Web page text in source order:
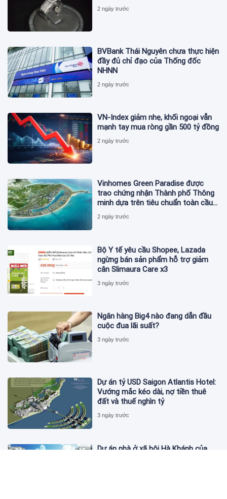
2 ngày trước
BVBank Thái Nguyên chưa thực hiện
đầy đủ chỉ đạo của Thống đốc
NHNN
2 ngày trước
VN-Index giảm nhẹ, khối ngoại vẫn
mạnh tay mua ròng gần 500 tỷ đồng
2 ngày trước
Vinhomes Green Paradise được
trao chứng nhận Thành phố Thông
minh dựa trên tiêu chuẩn toàn cầu
ISO 37122
2 ngày trước
Bộ Y tế yêu cầu Shopee, Lazada
ngừng bán sản phẩm hỗ trợ giảm
cân Slimaura Care x3
3 ngày trước
Ngân hàng Big4 nào đang dẫn đầu
cuộc đua lãi suất?
3 ngày trước
Dự án tỷ USD Saigon Atlantis Hotel:
Vướng mắc kéo dài, nợ tiền thuê
đất và thuế nghìn tỷ
3 ngày trước
Dự án nhà ở xã hội Hà Khánh của